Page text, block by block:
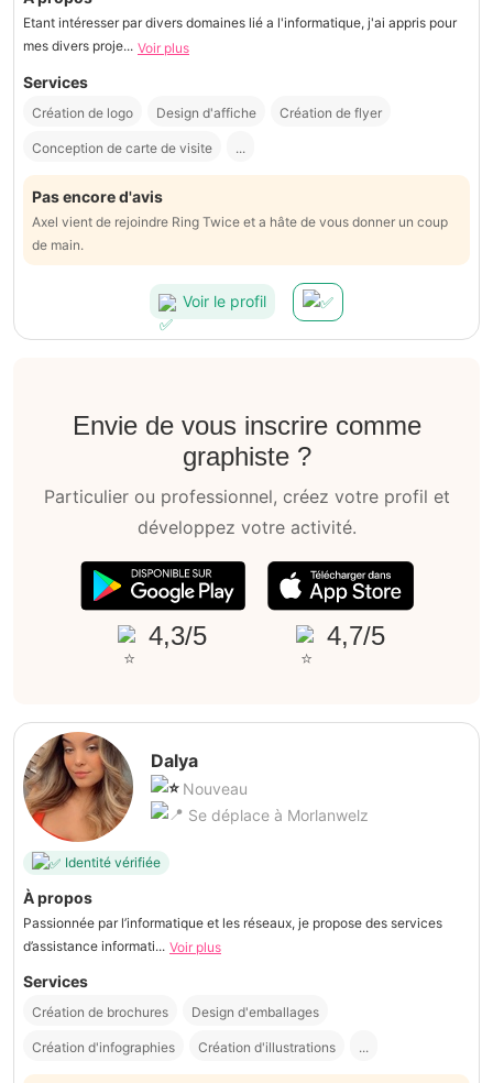
Etant intéresser par divers domaines lié a l'informatique, j'ai appris pour
mes divers proje... Voir plus
Services
Création de logo Design d'affiche Création de flyer
Conception de carte de visite ...
Pas encore d'avis
Axel vient de rejoindre Ring Twice et a hâte de vous donner un coup
de main.
Voir le profil
Envie de vous inscrire comme
graphiste ?
Particulier ou professionnel, créez votre profil et
développez votre activité.
4,3/5 4,7/5
Dalya
Nouveau
Se déplace à Morlanwelz
Identité vérifiée
À propos
Passionnée par l’informatique et les réseaux, je propose des services
d’assistance informati... Voir plus
Services
Création de brochures Design d'emballages
Création d'infographies Création d'illustrations ...